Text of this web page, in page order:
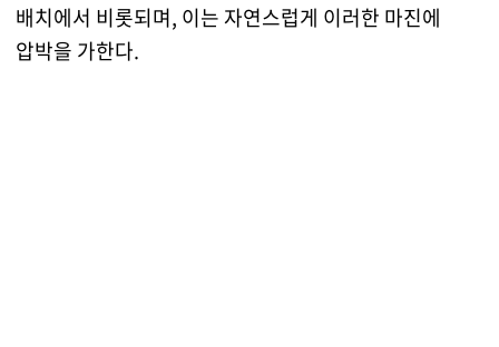
배치에서 비롯되며, 이는 자연스럽게 이러한 마진에
압박을 가한다.